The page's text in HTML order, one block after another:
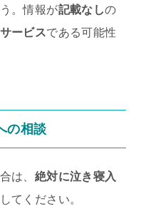
。情報が記載なしの
ービスである可能性
の相談
は、 絶対に泣き寝入
てください。